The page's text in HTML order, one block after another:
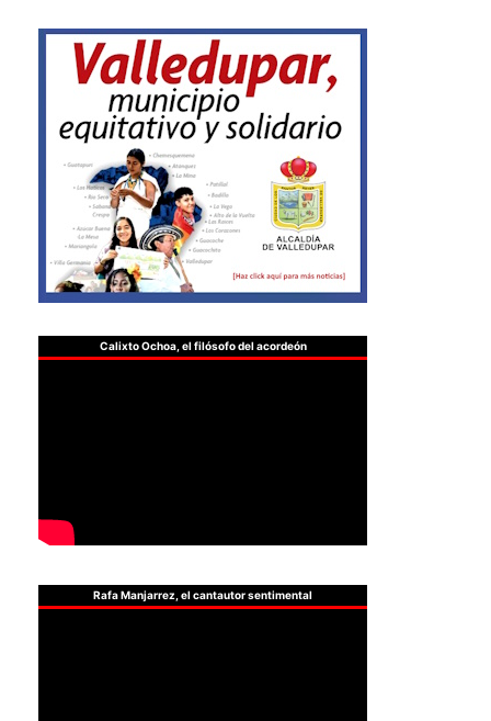
Calixto Ochoa, el filósofo del acordeón
Rafa Manjarrez, el cantautor sentimental